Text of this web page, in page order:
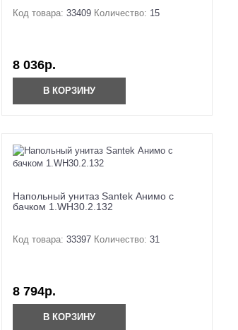
Код товара: 33409 Количество: 15
8 036р.
В КОРЗИНУ
Напольный унитаз Santek Анимо с
бачком 1.WH30.2.132
Код товара: 33397 Количество: 31
8 794р.
В КОРЗИНУ